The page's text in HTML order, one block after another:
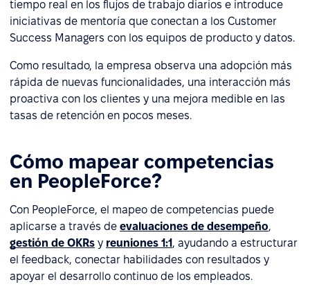
tiempo real en los flujos de trabajo diarios e introduce
iniciativas de mentoría que conectan a los Customer
Success Managers con los equipos de producto y datos.
Como resultado, la empresa observa una adopción más
rápida de nuevas funcionalidades, una interacción más
proactiva con los clientes y una mejora medible en las
tasas de retención en pocos meses.
Cómo mapear competencias
en PeopleForce?
Con PeopleForce, el mapeo de competencias puede
aplicarse a través de evaluaciones de desempeño,
gestión de OKRs y reuniones 1:1 , ayudando a estructurar
el feedback, conectar habilidades con resultados y
apoyar el desarrollo continuo de los empleados.